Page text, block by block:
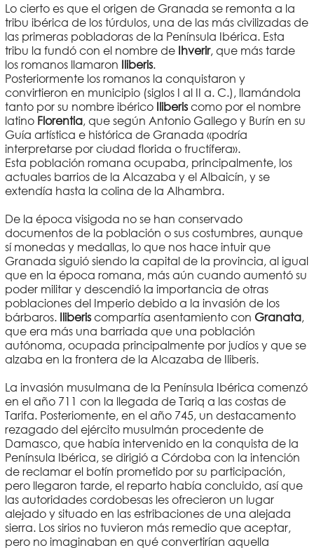
Lo cierto es que el origen de Granada se remonta a la
tribu ibérica de los túrdulos, una de las más civilizadas de
las primeras pobladoras de la Península Ibérica. Esta
tribu la fundó con el nombre de Ihverir, que más tarde
los romanos llamaron Iliberis.
Posteriormente los romanos la conquistaron y
convirtieron en municipio (siglos I al II a. C.), llamándola
tanto por su nombre ibérico Iliberiscomo por el nombre
latino Florentia, que según Antonio Gallego y Burín en su
Guía artística e histórica de Granada «podría
interpretarse por ciudad florida o fructífera».
Esta población romana ocupaba, principalmente, los
actuales barrios de la Alcazaba y el Albaicín, y se
extendía hasta la colina de la Alhambra.
De la época visigoda no se han conservado
documentos de la población o sus costumbres, aunque
sí monedas y medallas, lo que nos hace intuir que
Granada siguió siendo la capital de la provincia, al igual
que en la época romana, más aún cuando aumentó su
poder militar y descendió la importancia de otras
poblaciones del Imperio debido a la invasión de los
bárbaros. Iliberiscompartía asentamiento con Granata,
que era más una barriada que una población
autónoma, ocupada principalmente por judíos y que se
alzaba en la frontera de la Alcazaba de Iliberis.
La invasión musulmana de la Península Ibérica comenzó
en el año 711 con la llegada de Tariq a las costas de
Tarifa. Posteriomente, en el año 745, un destacamento
rezagado del ejército musulmán procedente de
Damasco, que había intervenido en la conquista de la
Península Ibérica, se dirigió a Córdoba con la intención
de reclamar el botín prometido por su participación,
pero llegaron tarde, el reparto había concluido, así que
las autoridades cordobesas les ofrecieron un lugar
alejado y situado en las estribaciones de una alejada
sierra. Los sirios no tuvieron más remedio que aceptar,
pero no imaginaban en qué convertirían aquella